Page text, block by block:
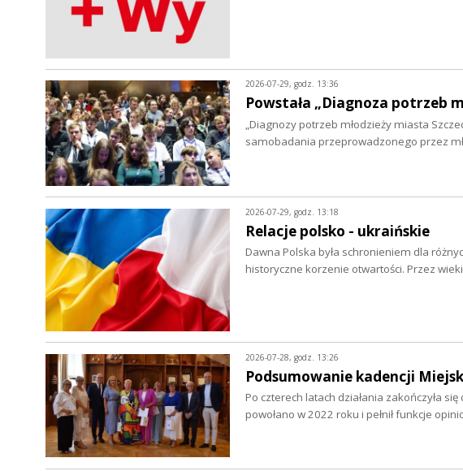
2026-07-29, godz. 13:36
Powstała „Diagnoza potrzeb
„Diagnozy potrzeb młodzieży miasta
samobadania przeprowadzonego przez
2026-07-29, godz. 13:18
Relacje polsko - ukraińskie
Dawna Polska była schronieniem dla
historyczne korzenie otwartości. Przez
2026-07-28, godz. 13:26
Podsumowanie kadencji
Po czterech latach działania zakończyła
powołano w 2022 roku i pełnił funkcje